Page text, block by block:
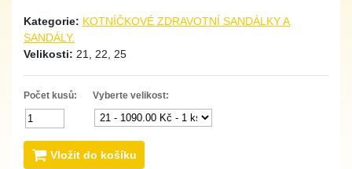
Kategorie: KOTNÍČKOVÉ ZDRAVOTNÍ SANDÁLKY A
SANDÁLY.
Velikosti: 21, 22, 25
Počet kusů: Vyberte velikost:
Vložit do košíku